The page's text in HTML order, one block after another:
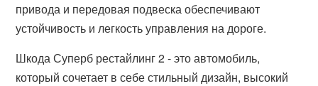
привода и передовая подвеска обеспечивают
устойчивость и легкость управления на дороге.
Шкода Суперб рестайлинг 2 - это автомобиль,
который сочетает в себе стильный дизайн, высокий